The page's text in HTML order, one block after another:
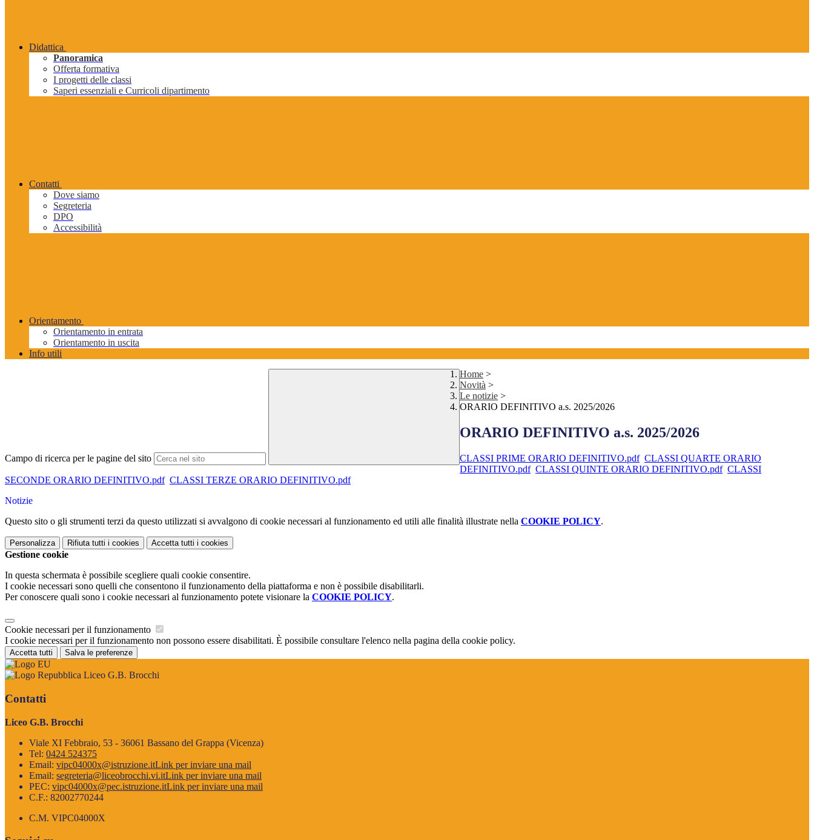
Didattica
Panoramica
Offerta formativa
I progetti delle classi
Saperi essenziali e Curricoli dipartimento
Contatti
Dove siamo
Segreteria
DPO
Accessibilità
Orientamento
Orientamento in entrata
Orientamento in uscita
Info utili
Campo di ricerca per le pagine del sito
Home >
Novità >
Le notizie >
ORARIO DEFINITIVO a.s. 2025/2026
ORARIO DEFINITIVO a.s. 2025/2026
CLASSI PRIME ORARIO DEFINITIVO.pdf CLASSI QUARTE ORARIO
DEFINITIVO.pdf CLASSI QUINTE ORARIO DEFINITIVO.pdf CLASSI
SECONDE ORARIO DEFINITIVO.pdf CLASSI TERZE ORARIO DEFINITIVO.pdf
Notizie
Questo sito o gli strumenti terzi da questo utilizzati si avvalgono di cookie necessari al funzionamento ed utili alle finalità illustrate nella COOKIE POLICY.
Personalizza Rifiuta tutti i cookies Accetta tutti i cookies
Gestione cookie
In questa schermata è possibile scegliere quali cookie consentire.
I cookie necessari sono quelli che consentono il funzionamento della piattaforma e non è possibile disabilitarli.
Per conoscere quali sono i cookie necessari al funzionamento potete visionare la COOKIE POLICY.
Cookie necessari per il funzionamento
I cookie necessari per il funzionamento non possono essere disabilitati. È possibile consultare l'elenco nella pagina della cookie policy.
Accetta tutti Salva le preferenze
Liceo G.B. Brocchi
Contatti
Liceo G.B. Brocchi
Viale XI Febbraio, 53 - 36061 Bassano del Grappa (Vicenza)
Tel: 0424 524375
Email: vipc04000x@istruzione.itLink per inviare una mail
Email: segreteria@liceobrocchi.vi.itLink per inviare una mail
PEC: vipc04000x@pec.istruzione.itLink per inviare una mail
C.F.: 82002770244
C.M. VIPC04000X